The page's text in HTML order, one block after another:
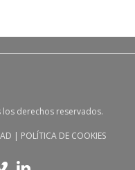
derechos reservados.
| POLÍTICA DE COOKIES